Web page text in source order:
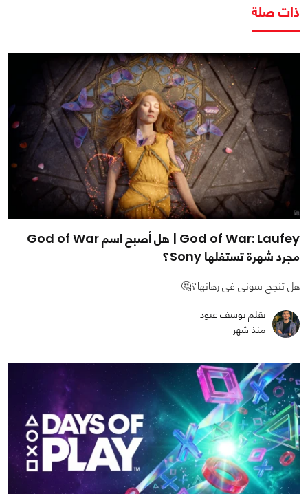
ذات صلة
God of War: Laufey | هل أصبح اسم God of War
مجرد شهرة تستغلها Sony؟
هل تنجح سوني في رهانها؟🤔
بقلم يوسف عبود
منذ شهر